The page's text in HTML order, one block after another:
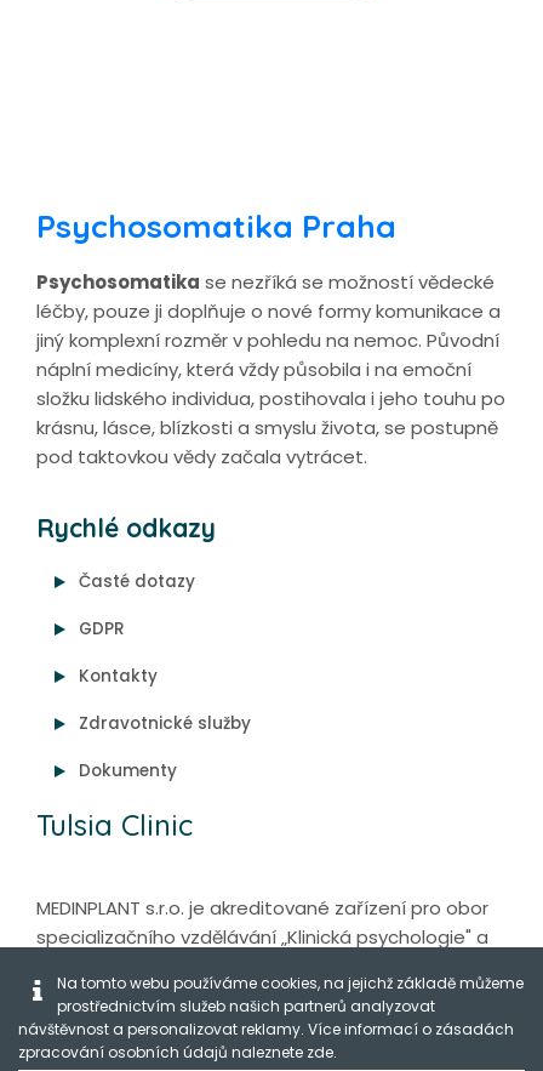
Psychosomatika Praha
Psychosomatika se nezříká se možností vědecké
léčby, pouze ji doplňuje o nové formy komunikace a
jiný komplexní rozměr v pohledu na nemoc. Původní
náplní medicíny, která vždy působila i na emoční
složku lidského individua, postihovala i jeho touhu po
krásnu, lásce, blízkosti a smyslu života, se postupně
pod taktovkou vědy začala vytrácet.
Rychlé odkazy
Časté dotazy
GDPR
Kontakty
Zdravotnické služby
Dokumenty
Tulsia Clinic
MEDINPLANT s.r.o. je akreditované zařízení pro obor
specializačního vzdělávání „Klinická psychologie" a
Na tomto webu používáme cookies, na jejichž základě můžeme
prostřednictvím služeb našich partnerů analyzovat
návštěvnost a personalizovat reklamy. Více informací o zásadách
zpracování osobních údajů naleznete zde.